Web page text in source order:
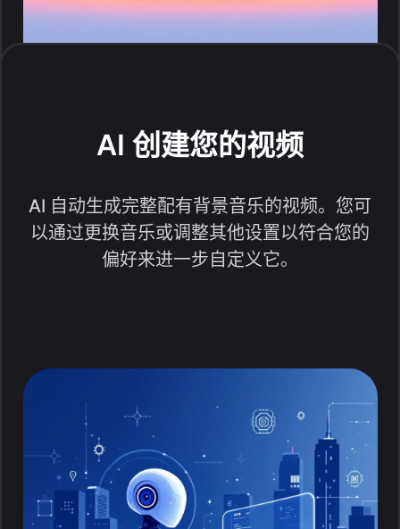
AI 创建您的视频
AI 自动生成完整配有背景音乐的视频。您可
以通过更换音乐或调整其他设置以符合您的
偏好来进一步自定义它。